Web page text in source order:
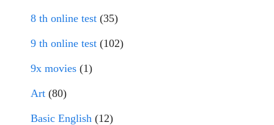
8 th online test (35)
9 th online test (102)
9x movies (1)
Art (80)
Basic English (12)